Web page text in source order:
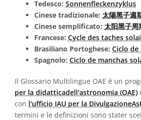
Tedesco: Sonnenfleckenzyklus
Cinese tradizionale: 太陽黑子週
Cinese semplificato: 太阳黑子周
Francese: Cycle des taches
Brasiliano Portoghese: Ciclo de
Spagnolo: Ciclo de manchas
Il Glossario Multilingue OAE é un
per la didatticadell'astronomia (OAE)
con l'ufficio IAU per la
termini e le definizioni sono stater